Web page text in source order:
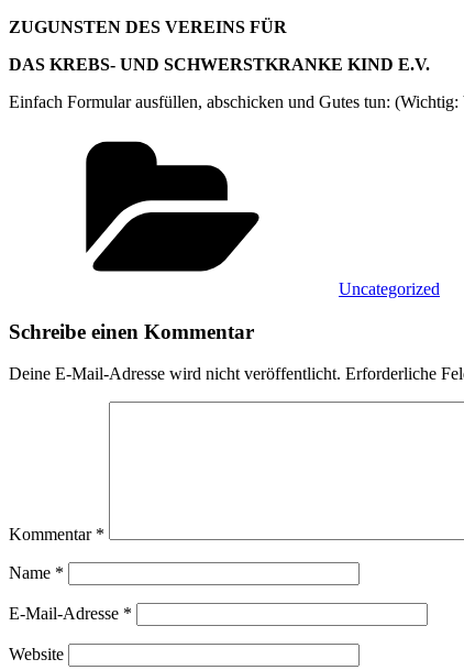
ZUGUNSTEN DES VEREINS FÜR
DAS KREBS- UND SCHWERSTKRANKE KIND E.V.
Einfach Formular ausfüllen, abschicken und Gutes tun:
Uncategorized
Schreibe einen Kommentar
Deine E-Mail-Adresse wird nicht veröffentlicht. Erforderliche
Kommentar *
Name *
E-Mail-Adresse *
Website